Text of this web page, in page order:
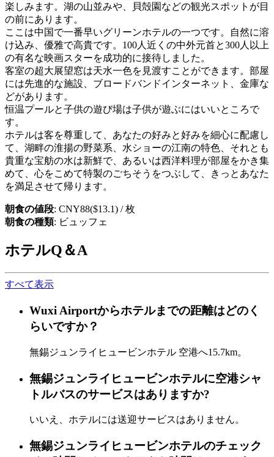
楽しみます。湖の山並みや、貝殻園などの観光スポットが目
の前にあります。
ここは中国で一番早いグリーンホテルの一つです。自然に溶
け込み、優雅で高貴です。100人近くの中外元首と300人以上
の有名な映画スターを成功的に接待しました。
客室の超大展望窓は天水一色を見渡すことができます。部屋
には先進的な施設、ブロードバンドインターネット、金庫な
どがあります。
恒温プールと子供の遊び場は子供が遊ぶにはいいところで
す。
ホテルは客を尊重して、あなたの好みと好みを細心に配慮し
て、湖畔の淮揚の野菜系、水ショーの江南の特色、それとも
貴重な宝舫の水は新鮮で、あるいは西洋料理が部屋をかき集
めて、心をこめて特製のごちそうをつぶして、きっとあなた
を満足させて帰ります。
朝食の値段: CNY88($13.1) / 枚
朝食の種類: ビュッフェ
ホテルQ＆A
すべて表示
Wuxi Airportからホテルまでの距離はどのく
らいですか？
無錫ジュンライヒュービンホテル 空港へ15.7km。
無錫ジュンライヒュービンホテルに空港シャ
トルバスのサービスはありますか?
いいえ、ホテルには送迎サービスはありません。
無錫ジュンライヒュービンホテルのチェック